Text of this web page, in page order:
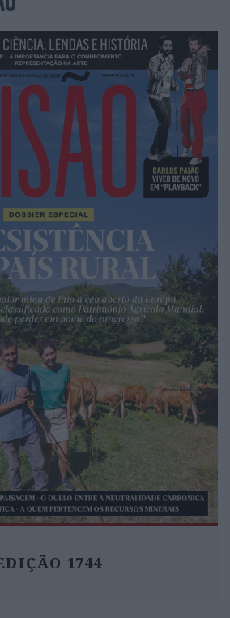
organizacional: retorno dos
colónias, eventos
construção de um sistema
um serviço nacional de saúde
que deviam orgulhar um povo
pobre.
1744